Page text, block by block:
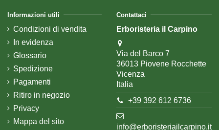
Informazioni utili
Condizioni di vendita
In evidenza
Glossario
Spedizione
Pagamenti
Ritiro in negozio
Privacy
Mappa del sito
Contattaci
Erboristeria il Carpino
Via del Barco 7
36013 Piovene Rocchette
Vicenza
Italia
+39 392 612 6736
info@erboristeriailcarpino.it